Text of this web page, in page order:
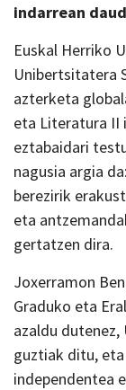
indarrean
Euskal Herriko
Unibertsitatera
azterketa
eta Literatura II
eztabaidari
nagusia argia
berezirik
eta
gertatzen dira.
Joxerramon
Graduko eta
azaldu dutenez,
guztiak ditu,
independentea